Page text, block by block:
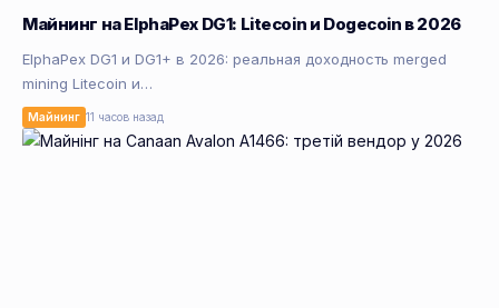
Майнинг на ElphaPex DG1: Litecoin и Dogecoin в 2026
ElphaPex DG1 и DG1+ в 2026: реальная доходность merged
mining Litecoin и…
Майнинг 11 часов назад